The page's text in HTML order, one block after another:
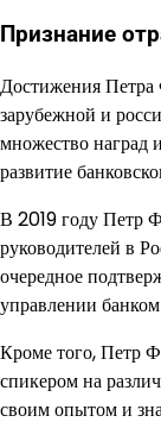
Признание
Достижения Петра
зарубежной и
множество наград
развитие
В 2019 году Петр
руководителей в
очередное
управлении
Кроме того, Петр
спикером на
своим опытом и